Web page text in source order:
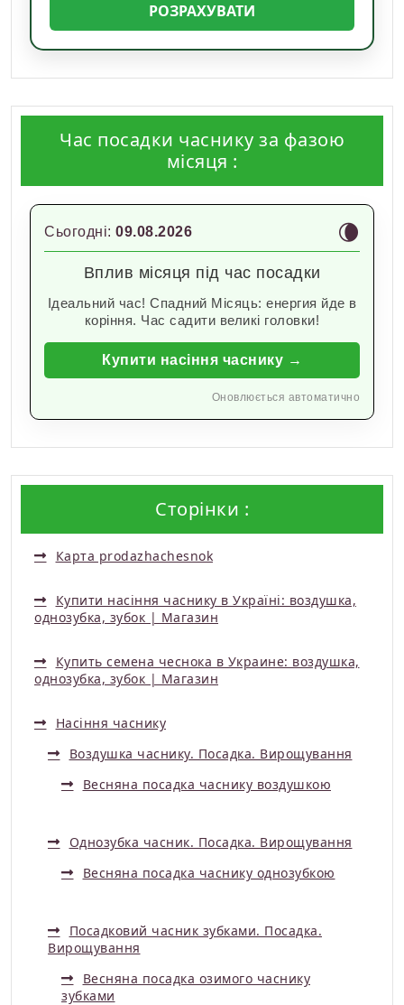
РОЗРАХУВАТИ
Час посадки часнику за фазою
місяця :
Сьогодні: 09.08.2026 🌘
Вплив місяця під час посадки
Ідеальний час! Спадний Місяць: енергия йде в
коріння. Час садити великі головки!
Купити насіння часнику →
Оновлюється автоматично
Сторінки :
Карта prodazhachesnok
Купити насіння часнику в Україні: воздушка,
однозубка, зубок | Магазин
Купить семена чеснока в Украине: воздушка,
однозубка, зубок | Магазин
Насіння часнику
Воздушка часнику. Посадка. Вирощування
Весняна посадка часнику воздушкою
Однозубка часник. Посадка. Вирощування
Весняна посадка часнику однозубкою
Посадковий часник зубками. Посадка.
Вирощування
Весняна посадка озимого часнику
зубками